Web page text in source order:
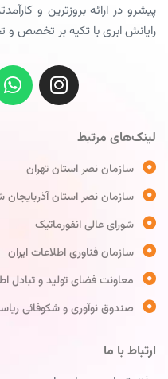
پیشرو در ارائه بروزترین و
رایانش ابری با تکیه بر تخصص
لینک‌های مرتبط
سازمان نصر استان تهران
سازمان نصر استان آذربایجان
شورای عالی انفورماتیک
سازمان فناوری اطلاعات ایران
معاونت فضای تولید و تبادل
صندوق نوآوری و شکوفائی
ارتباط با ما